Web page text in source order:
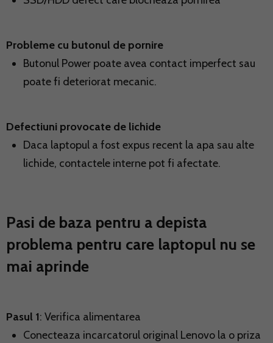
Probleme cu butonul de pornire
Butonul Power poate avea contact imperfect sau
poate fi deteriorat mecanic.
Defectiuni provocate de lichide
Daca laptopul a fost expus recent la apa sau alte
lichide, contactele interne pot fi afectate.
Pasi de baza pentru a depista
problema pentru care laptopul nu se
mai aprinde
Pasul 1: Verifica alimentarea
Conecteaza incarcatorul original Lenovo la o priza